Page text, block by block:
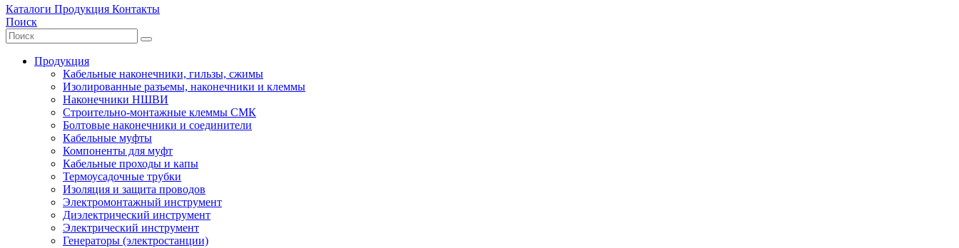
Каталоги Продукция Контакты
Поиск
Продукция
Кабельные наконечники, гильзы, сжимы
Изолированные разъемы, наконечники и клеммы
Наконечники НШВИ
Строительно-монтажные клеммы СМК
Болтовые наконечники и соединители
Кабельные муфты
Компоненты для муфт
Кабельные проходы и капы
Термоусадочные трубки
Изоляция и защита проводов
Электромонтажный инструмент
Диэлектрический инструмент
Электрический инструмент
Генераторы (электростанции)